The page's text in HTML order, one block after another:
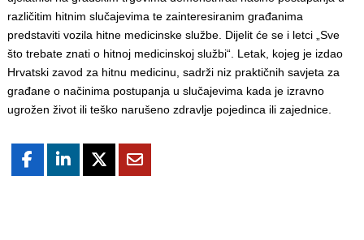
različitim hitnim slučajevima te zainteresiranim građanima
predstaviti vozila hitne medicinske službe. Dijelit će se i letci „Sve
što trebate znati o hitnoj medicinskoj službi“. Letak, kojeg je izdao
Hrvatski zavod za hitnu medicinu, sadrži niz praktičnih savjeta za
građane o načinima postupanja u slučajevima kada je izravno
ugrožen život ili teško narušeno zdravlje pojedinca ili zajednice.